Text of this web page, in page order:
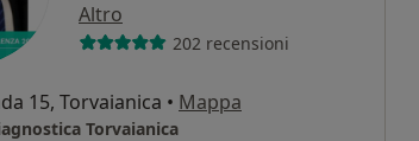
Altro
202 recensioni
15, Torvaianica • Mappa
Torvaianica